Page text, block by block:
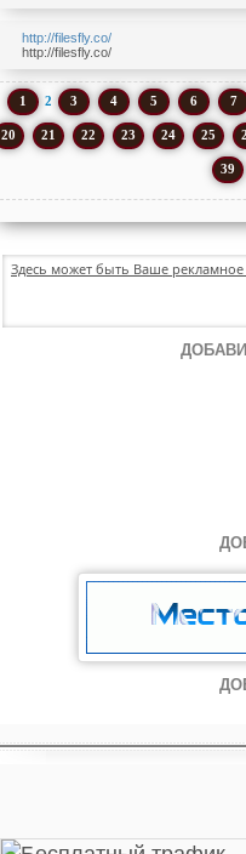
http://filesfly.co/
http://filesfly.co/
1 2 3 4 5 6 7
20 21 22 23 24 25
39
Здесь может быть Ваше